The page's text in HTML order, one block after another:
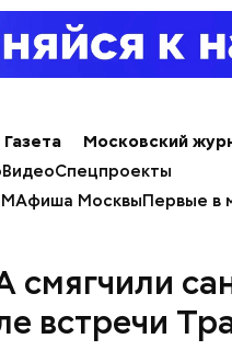
Газета Московский
ВидеоСпецпроекты
Афиша МосквыПервые в
встречи
с поста, но
оценивается в